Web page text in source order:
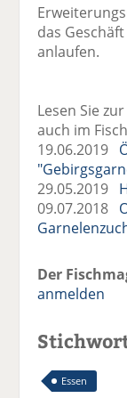
das
anlaufen.
Lesen Sie
auch im
19.06.2019
29.05.2019
09.07.2018
Der
anmelden
Essen